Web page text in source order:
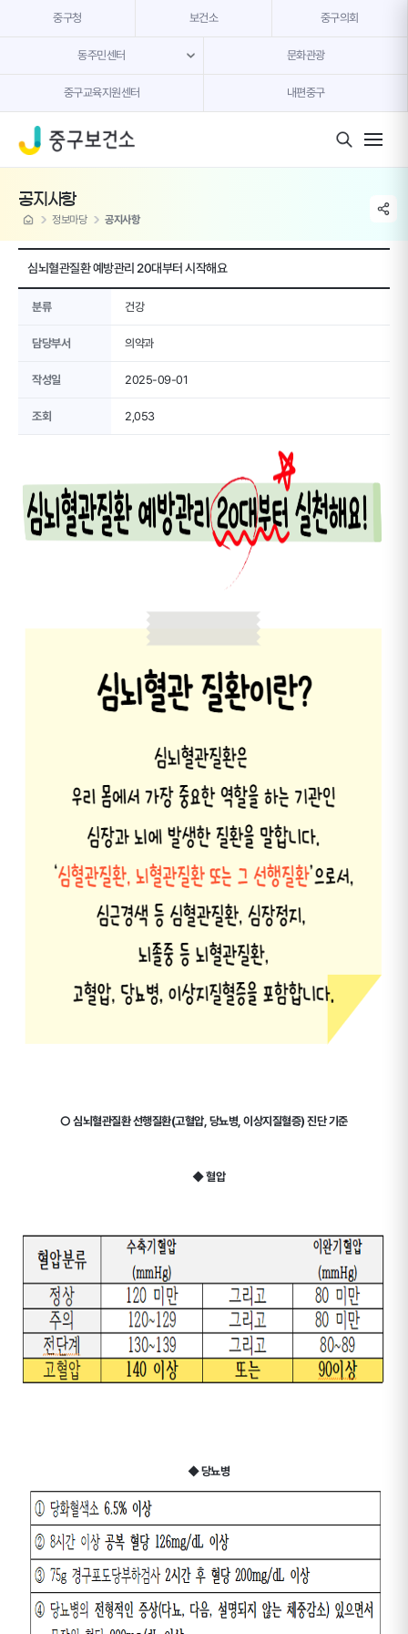
중구청 보건소 중구의회
동주민센터 문화관광
중구교육지원센터 내편중구
공지사항
home 정보마당 공지사항
share
심뇌혈관질환 예방관리 20대부터 시작해요
분류 건강
담당부서 의약과
작성일 2025-09-01
조회 2,053
○ 심뇌혈관질환 선행질환(고혈압, 당뇨병, 이상지질혈증) 진단 기준
◆ 혈압
◆ 당뇨병